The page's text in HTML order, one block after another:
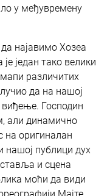
у међувремену
најавимо Хозеа
један тако велики
различитих
да на нашој
виђење. Господин
али динамично
на оригиналан
нашој публици дух
и сцена
моћи да види
Мајте